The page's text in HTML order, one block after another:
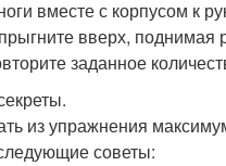
вместе с корпусом к
вверх, поднимая
заданное
из упражнения
советы: